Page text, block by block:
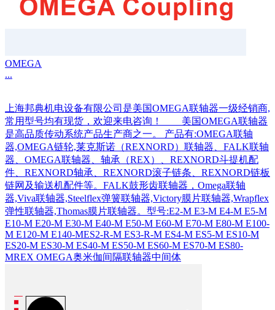
OMEGA
...
上海邦典机电设备有限公司是美国OMEGA联轴器一级经销商,
常用型号均有现货，欢迎来电咨询！ 美国OMEGA联轴器
是高品质传动系统产品生产商之一。 产品有:OMEGA联轴
器,OMEGA链轮,莱克斯诺（REXNORD）联轴器、FALK联轴
器、OMEGA联轴器、轴承（REX）、REXNORD斗提机配
件、REXNORD轴承、REXNORD滚子链条、REXNORD链板
链网及输送机配件等。FALK鼓形齿联轴器，Omega联轴
器,Viva联轴器,Steelflex弹簧联轴器,Victory膜片联轴器,Wrapflex
弹性联轴器,Thomas膜片联轴器。型号:E2-M E3-M E4-M E5-M
E10-M E20-M E30-M E40-M E50-M E60-M E70-M E80-M E100-
M E120-M E140-MES2-R-M ES3-R-M ES4-M ES5-M ES10-M
ES20-M ES30-M ES40-M ES50-M ES60-M ES70-M ES80-
MREX OMEGA奥米伽间隔联轴器中间体